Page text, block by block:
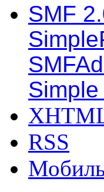
SMF
RSS